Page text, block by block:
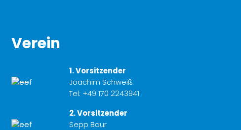
Verein
1. Vorsitzender
Joachim Schweiß
Tel: +49 170 2243941
2. Vorsitzender
Sepp Baur